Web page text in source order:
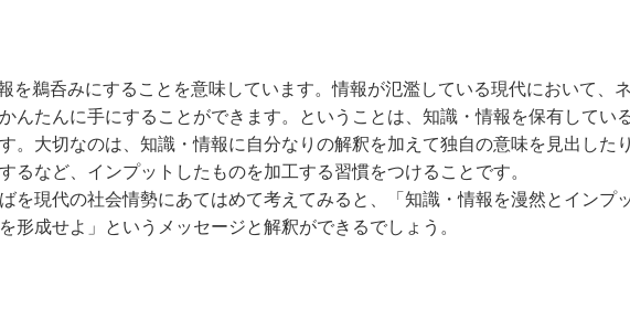
鵜呑みにすることを意味しています。情報が氾濫している現代において、
んたんに手にすることができます。ということは、知識・情報を保有してい
。大切なのは、知識・情報に自分なりの解釈を加えて独自の意味を見出した
るなど、インプットしたものを加工する習慣をつけることです。
を現代の社会情勢にあてはめて考えてみると、「知識・情報を漫然とインプ
形成せよ」というメッセージと解釈ができるでしょう。